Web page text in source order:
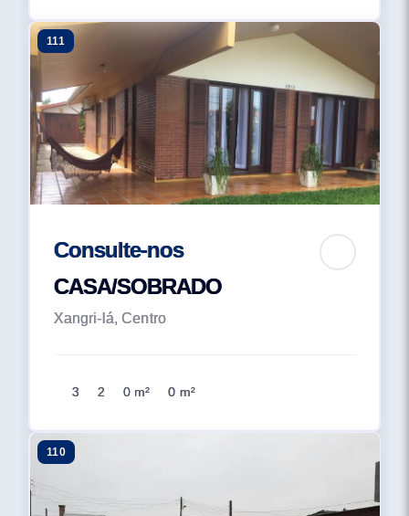
111
Consulte-nos
CASA/SOBRADO
Xangri-lá, Centro
3 2 0 m² 0 m²
110